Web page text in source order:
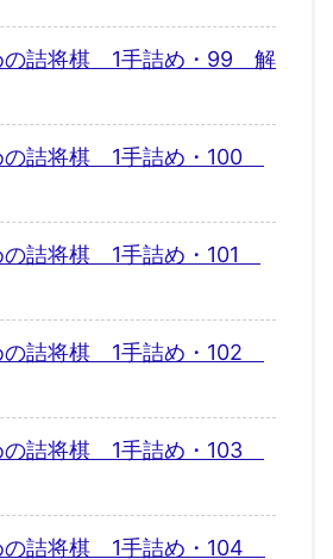
の詰将棋 1手詰め・99 解
の詰将棋 1手詰め・100
の詰将棋 1手詰め・101
の詰将棋 1手詰め・102
の詰将棋 1手詰め・103
の詰将棋 1手詰め・104